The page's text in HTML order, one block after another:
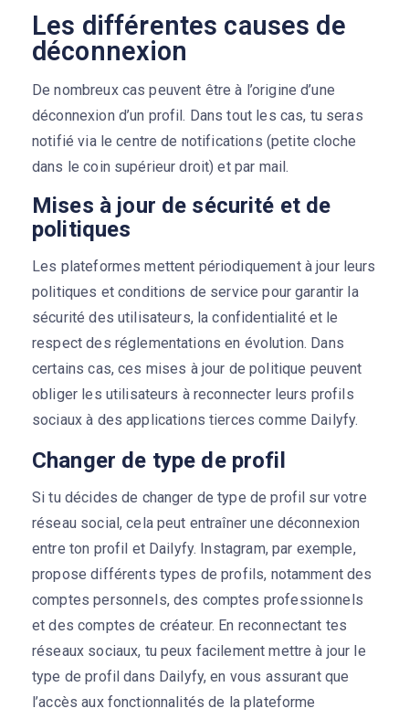
Les différentes causes de
déconnexion
De nombreux cas peuvent être à l’origine d’une
déconnexion d’un profil. Dans tout les cas, tu seras
notifié via le centre de notifications (petite cloche
dans le coin supérieur droit) et par mail.
Mises à jour de sécurité et de
politiques
Les plateformes mettent périodiquement à jour leurs
politiques et conditions de service pour garantir la
sécurité des utilisateurs, la confidentialité et le
respect des réglementations en évolution. Dans
certains cas, ces mises à jour de politique peuvent
obliger les utilisateurs à reconnecter leurs profils
sociaux à des applications tierces comme Dailyfy.
Changer de type de profil
Si tu décides de changer de type de profil sur votre
réseau social, cela peut entraîner une déconnexion
entre ton profil et Dailyfy. Instagram, par exemple,
propose différents types de profils, notamment des
comptes personnels, des comptes professionnels
et des comptes de créateur. En reconnectant tes
réseaux sociaux, tu peux facilement mettre à jour le
type de profil dans Dailyfy, en vous assurant que
l’accès aux fonctionnalités de la plateforme